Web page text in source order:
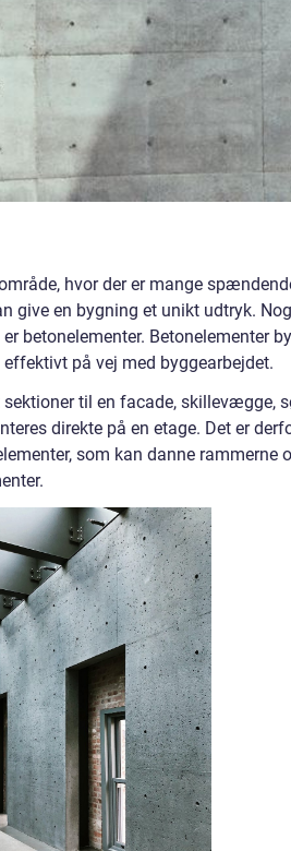
hvor der er mange
en bygning et unikt udtryk.
betonelementer. Betonelementer
på vej med byggearbejdet.
til en facade, skillevægge,
direkte på en etage. Det er
som kan danne rammerne